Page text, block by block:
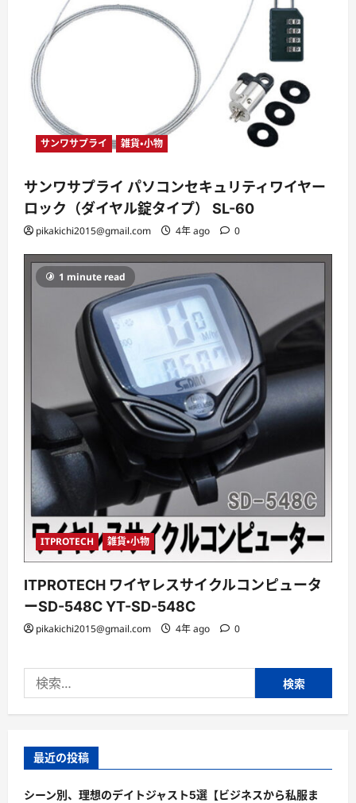
サンワサプライ 雑貨・小物
サンワサプライ パソコンセキュリティワイヤー
ロック（ダイヤル錠タイプ） SL-60
pikakichi2015@gmail.com 4年 ago 0
1 minute read
ITPROTECH 雑貨・小物
ITPROTECH ワイヤレスサイクルコンピュータ
ーSD-548C YT-SD-548C
pikakichi2015@gmail.com 4年 ago 0
索:
最近の投稿
シーン別、理想のデイトジャスト5選【ビジネスから私服ま